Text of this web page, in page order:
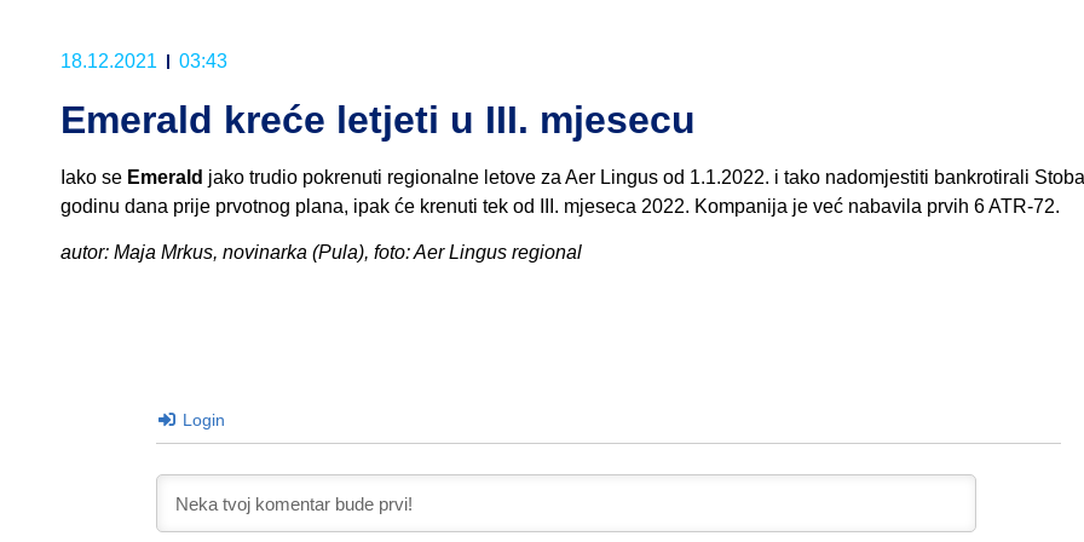
18.12.2021 03:43
Emerald kreće letjeti u III. mjesecu
Iako se Emerald jako trudio pokrenuti regionalne letove za Aer Lingus od 1.1.2022. i tako nadomjestiti bankrotirali
godinu dana prije prvotnog plana, ipak će krenuti tek od III. mjeseca 2022. Kompanija je već nabavila prvih 6 ATR-72.
autor: Maja Mrkus, novinarka (Pula), foto: Aer Lingus regional
Login